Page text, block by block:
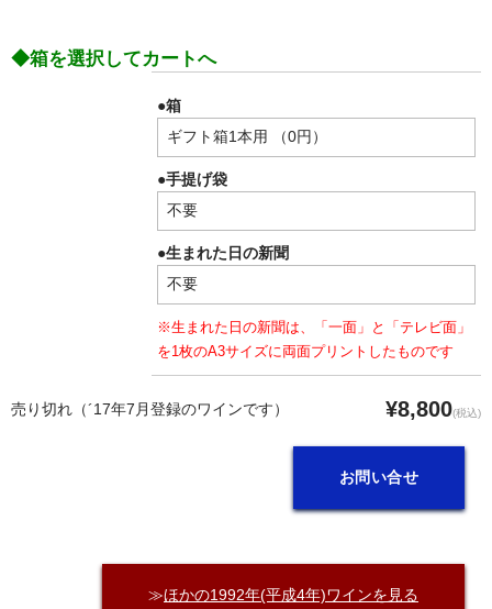
◆箱を選択してカートへ
●箱
●手提げ袋
●生まれた日の新聞
※生まれた日の新聞は、「一面」と「テレビ面」
を1枚のA3サイズに両面プリントしたものです
売り切れ（´17年7月登録のワインです） ¥8,800(税込)
お問い合せ
≫ほかの1992年(平成4年)ワインを見る